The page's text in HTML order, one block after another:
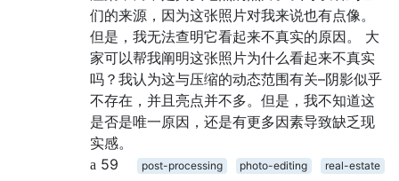
们的来源，因为这张照片对我来说也有点像。
但是，我无法查明它看起来不真实的原因。 大
家可以帮我阐明这张照片为什么看起来不真实
吗？我认为这与压缩的动态范围有关–阴影似乎
不存在，并且亮点并不多。但是，我不知道这
是否是唯一原因，还是有更多因素导致缺乏现
实感。
59
post-processing photo-editing real-estate